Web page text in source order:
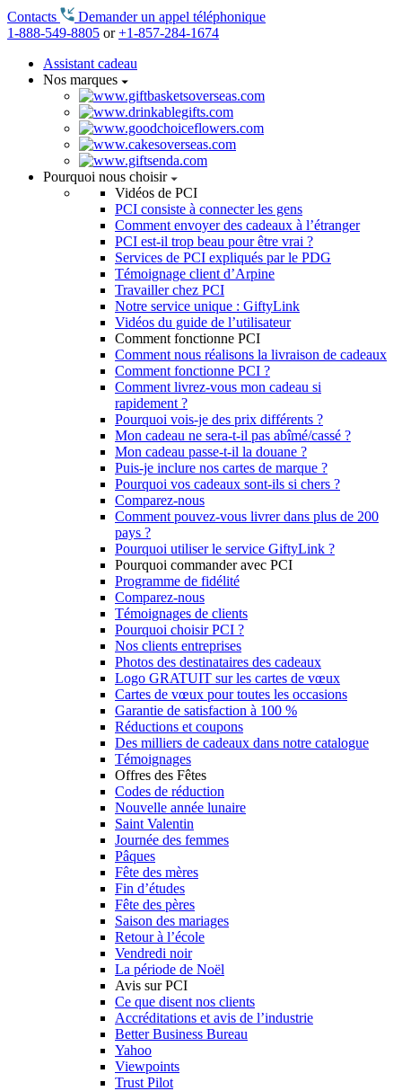
Contacts
Demander un appel téléphonique
1-888-549-8805 or+1-857-284-1674
Assistant cadeau
Nos marques
Pourquoi nous choisir
Vidéos de PCI
PCI consiste à connecter les gens
Comment envoyer des cadeaux à l’étranger
PCI est-il trop beau pour être vrai ?
Services de PCI expliqués par le PDG
Témoignage client d’Arpine
Travailler chez PCI
Notre service unique : GiftyLink
Vidéos du guide de l’utilisateur
Comment fonctionne PCI
Comment nous réalisons la livraison de cadeaux
Comment fonctionne PCI ?
Comment livrez-vous mon cadeau si
rapidement ?
Pourquoi vois-je des prix différents ?
Mon cadeau ne sera-t-il pas abîmé/cassé ?
Mon cadeau passe-t-il la douane ?
Puis-je inclure nos cartes de marque ?
Pourquoi vos cadeaux sont-ils si chers ?
Comparez-nous
Comment pouvez-vous livrer dans plus de 200
pays ?
Pourquoi utiliser le service GiftyLink ?
Pourquoi commander avec PCI
Programme de fidélité
Comparez-nous
Témoignages de clients
Pourquoi choisir PCI ?
Nos clients entreprises
Photos des destinataires des cadeaux
Logo GRATUIT sur les cartes de vœux
Cartes de vœux pour toutes les occasions
Garantie de satisfaction à 100 %
Réductions et coupons
Des milliers de cadeaux dans notre catalogue
Témoignages
Offres des Fêtes
Codes de réduction
Nouvelle année lunaire
Saint Valentin
Journée des femmes
Pâques
Fête des mères
Fin d’études
Fête des pères
Saison des mariages
Retour à l’école
Vendredi noir
La période de Noël
Avis sur PCI
Ce que disent nos clients
Accréditations et avis de l’industrie
Better Business Bureau
Yahoo
Viewpoints
Trust Pilot